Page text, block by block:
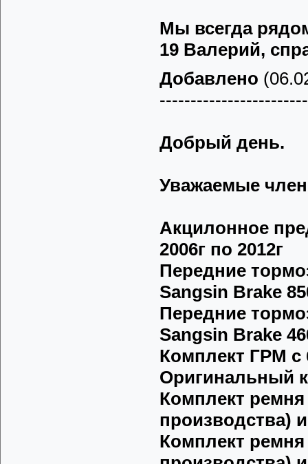
Мы всегда
19 Валерий,
Добавлено
Добрый день.
Уважаемые
Акцилонное
2006г по 2012г
Передние
Sangsin Brake
Передние
Sangsin Brake
Комплект ГРМ с
Оригинальный
Комплект
производства)
Комплект